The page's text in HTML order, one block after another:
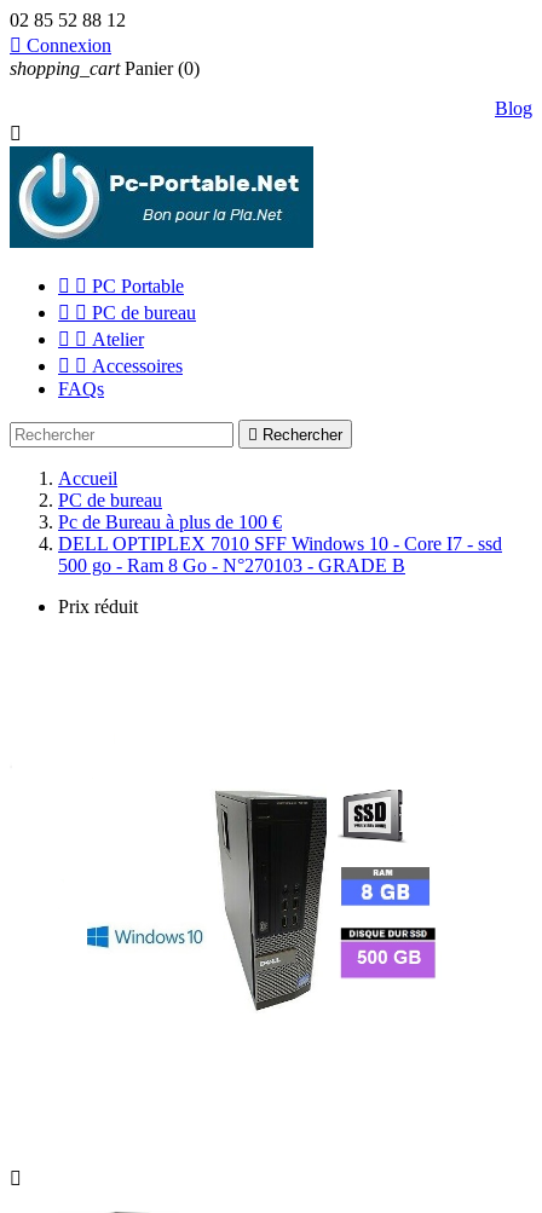
02 85 52 88 12
 Connexion
shopping_cart Panier (0)
Blog

  PC Portable
  PC de bureau
  Atelier
  Accessoires
FAQs
 Rechercher
Accueil
PC de bureau
Pc de Bureau à plus de 100 €
DELL OPTIPLEX 7010 SFF Windows 10 - Core I7 - ssd
500 go - Ram 8 Go - N°270103 - GRADE B
Prix réduit
